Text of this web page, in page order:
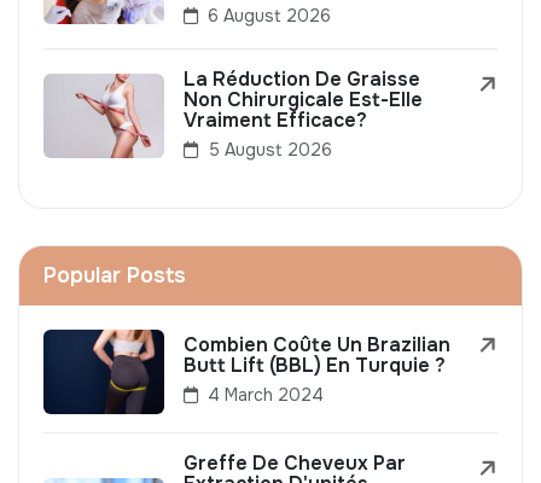
6 August 2026
La Réduction De Graisse
Non Chirurgicale Est-Elle
Vraiment Efficace?
5 August 2026
Popular Posts
Combien Coûte Un Brazilian
Butt Lift (BBL) En Turquie ?
4 March 2024
Greffe De Cheveux Par